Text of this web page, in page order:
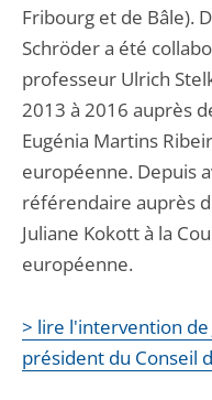
Fribourg et de Bâle).
Schröder a été
professeur Ulrich
2013 à 2016 auprès
Eugénia Martins
européenne. Depuis
référendaire auprès
Juliane Kokott à la
européenne.
> lire l'intervention de
président du Conseil